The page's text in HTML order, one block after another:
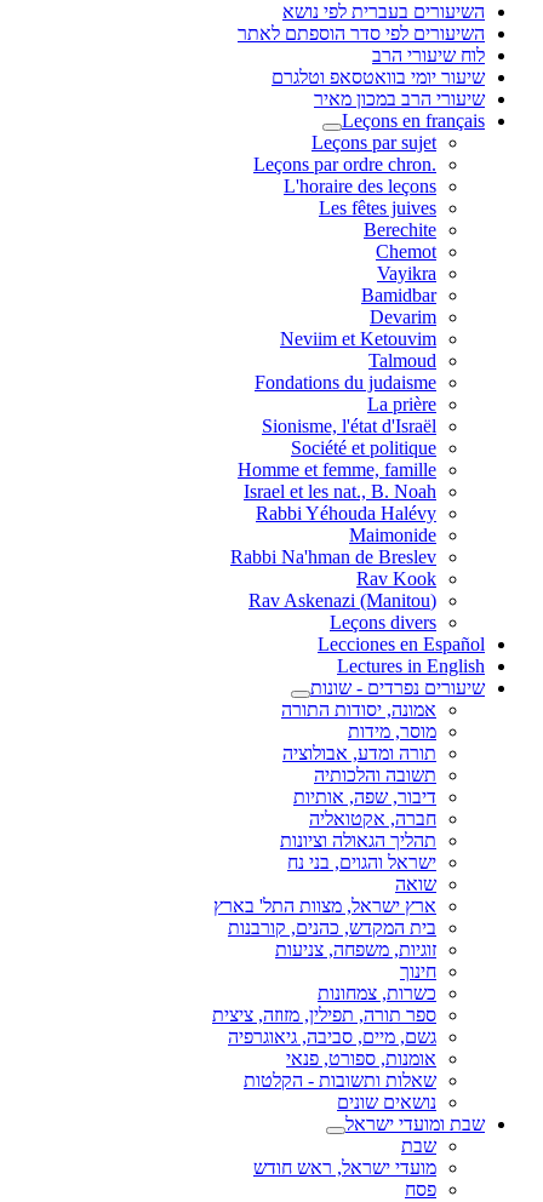
השיעורים בעברית לפי נושא
השיעורים לפי סדר הוספתם לאתר
לוח שיעורי הרב
שיעור יומי בוואטסאפ וטלגרם
שיעורי הרב במכון מאיר
Leçons en français
Leçons par sujet
.Leçons par ordre chron
L'horaire des leçons
Les fêtes juives
Berechite
Chemot
Vayikra
Bamidbar
Devarim
Neviim et Ketouvim
Talmoud
Fondations du judaisme
La prière
Sionisme, l'état d'Israël
Société et politique
Homme et femme, famille
Israel et les nat., B. Noah
Rabbi Yéhouda Halévy
Maimonide
Rabbi Na'hman de Breslev
Rav Kook
(Rav Askenazi (Manitou
Leçons divers
Lecciones en Español
Lectures in English
שיעורים נפרדים - שונות
אמונה, יסודות התורה
מוסר, מידות
תורה ומדע, אבולוציה
תשובה והלכותיה
דיבור, שפה, אותיות
חברה, אקטואליה
תהליך הגאולה וציונות
ישראל והגוים, בני נח
שואה
ארץ ישראל, מצוות התל' בארץ
בית המקדש, כהנים, קורבנות
זוגיות, משפחה, צניעות
חינוך
כשרות, צמחונות
ספר תורה, תפילין, מזוזה, ציצית
גשם, מיים, סביבה, גיאוגרפיה
אומנות, ספורט, פנאי
שאלות ותשובות - הקלטות
נושאים שונים
שבת ומועדי ישראל
שבת
מועדי ישראל, ראש חודש
פסח